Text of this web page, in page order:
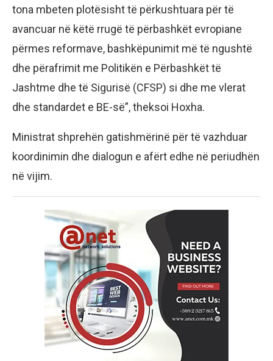
tona mbeten plotësisht të përkushtuara për të
avancuar në këtë rrugë të përbashkët evropiane
përmes reformave, bashkëpunimit më të ngushtë
dhe përafrimit me Politikën e Përbashkët të
Jashtme dhe të Sigurisë (CFSP) si dhe me vlerat
dhe standardet e BE-së”, theksoi Hoxha.
Ministrat shprehën gatishmërinë për të vazhduar
koordinimin dhe dialogun e afërt edhe në periudhën
në vijim.